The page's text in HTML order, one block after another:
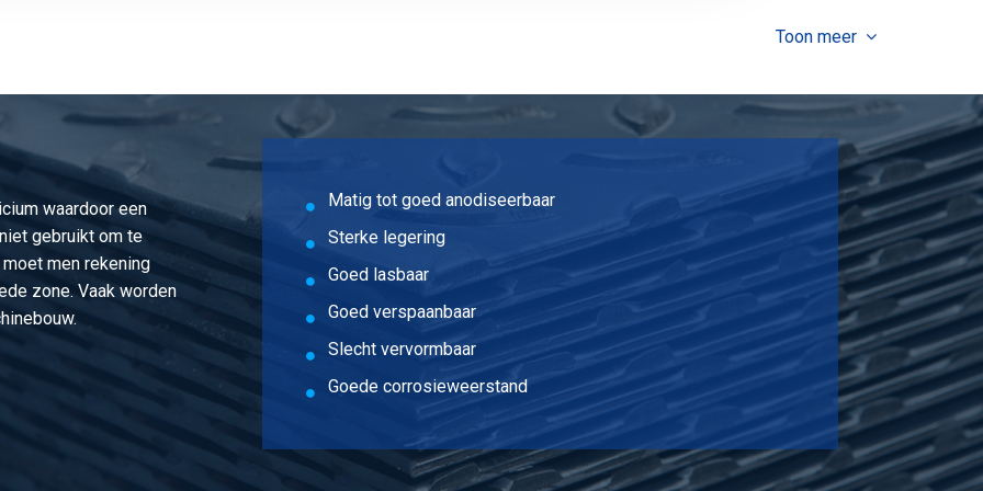
T6511 40x12 ca 6 mtr geperst Selecteer
T6511 50x12 ca 6 mtr geperst Selecteer
T6511 60x12 ca 6 mtr geperst Selecteer
T6511 80x12 ca 6 mtr geperst 15,864 Selecteer
T6511 100x12 ca 6 mtr geperst 19,83 Selecteer
T6511 20x15 ca 6 mtr geperst 4,957 Selecteer
T6511 25x15 ca 6 mtr geperst 6,198 Selecteer
7,434 Selecteer
Toon meer
waardoor een
gebruikt om te
men rekening
zone. Vaak worden
Matig tot goed anodiseerbaar
Sterke legering
Goed lasbaar
Goed verspaanbaar
Slecht vervormbaar
Goede corrosieweerstand